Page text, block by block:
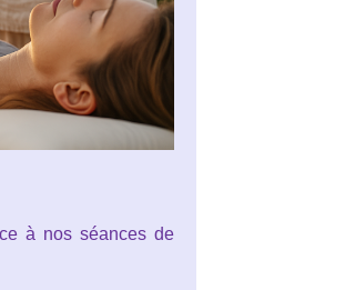
à nos séances de